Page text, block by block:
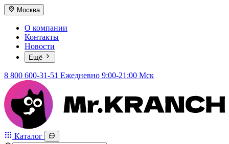
Москва
О компании
Контакты
Новости
Ещё
8 800 600-31-51 Ежедневно 9:00-21:00 Мск
Каталог